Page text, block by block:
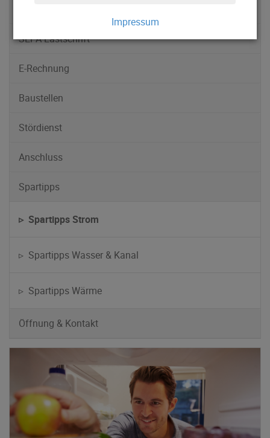
SEPA Lastschrift
E-Rechnung
Baustellen
Stördienst
Anschluss
Spartipps
▹ Spartipps Strom
▹ Spartipps Wasser & Kanal
▹ Spartipps Wärme
Öffnung & Kontakt
Impressum